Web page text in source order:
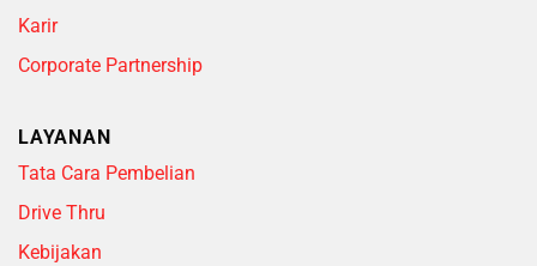
Karir
Corporate Partnership
LAYANAN
Tata Cara Pembelian
Drive Thru
Kebijakan